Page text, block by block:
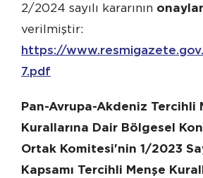
2/2024 sayılı kararının
verilmiştir:
https://
7.pdf
Pan-Avrupa-Akdeniz Tercihli
Kurallarına Dair Bölgesel
Ortak Komitesi'nin 1/2023
Kapsamı Tercihli Menşe